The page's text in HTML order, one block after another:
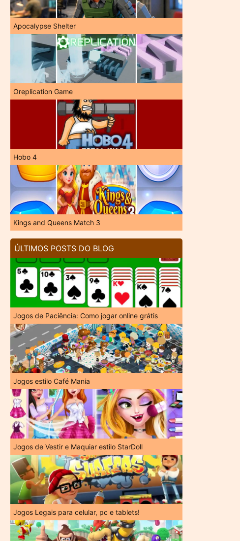
Apocalypse Shelter
Oreplication Game
Hobo 4
Kings and Queens Match 3
ÚLTIMOS POSTS DO BLOG
Jogos de Paciência: Como jogar online grátis
Jogos estilo Café Mania
Jogos de Vestir e Maquiar estilo StarDoll
Jogos Legais para celular, pc e tablets!